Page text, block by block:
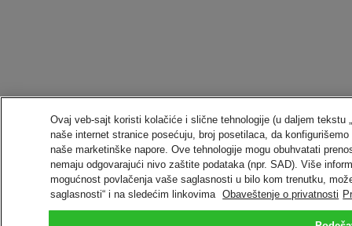
Ovaj veb-sajt koristi kolačiće i slične tehnologije (u daljem tekstu
naše internet stranice posećuju, broj posetilaca, da
naše marketinške napore. Ove tehnologije mogu obuhvatati
nemaju odgovarajući nivo zaštite podataka (npr. SAD). Više
mogućnost povlačenja vaše saglasnosti u bilo kom trenutku,
saglasnosti“ i na sledećim linkovima Obaveštenje o privatnosti